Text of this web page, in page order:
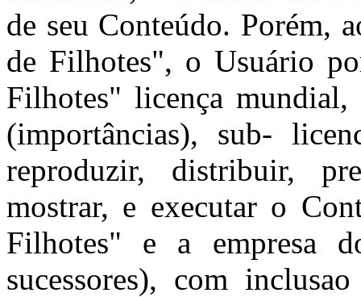
de seu Conteúdo. Porém,
de Filhotes", o Usuário
Filhotes" licença
(importâncias), sub-
reproduzir, distribuir,
mostrar, e executar o
Filhotes" e a empresa
sucessores), com